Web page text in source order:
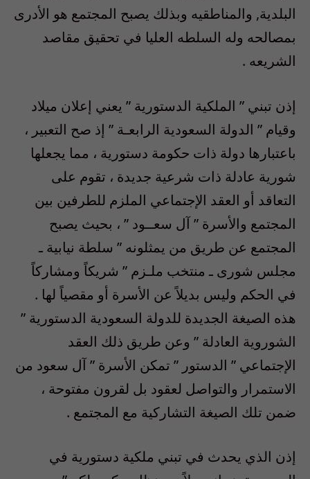
البلدية, والمناطقيه وبذلك يصبح المجتمع هو الأدرى
بمصالحه وله السلطه العليا في تحقيق مقاصد
الشريعه .
إذن تبني ” الملكية الدستورية ” يعني إعلان ميلاد
وقيام ” الدولة السعودية الرابعـة ” إذ صح التعبير ،
باعتبارها دولة ذات حكومة دستورية ، مما يجعلها
شورية عادلة ذات شرعية جديدة ، تقوم على
التعاقد أو العقد الإجتماعي الملزم للطرفين بين
المجتمع والأسرة ” آل سعــود ” ، بحيث يصبح
المجتمع عن طريق من يمثلونه ” سلطة نيابية ـ
مجلس شورى ـ منتخب ملـزم ” شريكاً ومشاركاً
في الحكم وليس بديلاً عن الأسرة أو مقصياً لها .
هذه الصيغة الجديدة للدولة السعودية الدستورية ”
الشوروية العادلة ” وعن طريق ذلك العقد
الإجتماعي ” الدستور ” تمكن الأسرة ” آل سعود من
الاستمرار والتواصل لعقود بل لقرون مفتوحة ،
ضمن تلك الصيغة التشاركية مع المجتمع .
إذن الذي يحدث في تبني ملكية دستورية في